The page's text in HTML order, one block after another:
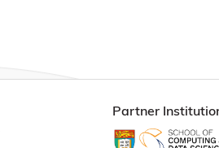
Partner